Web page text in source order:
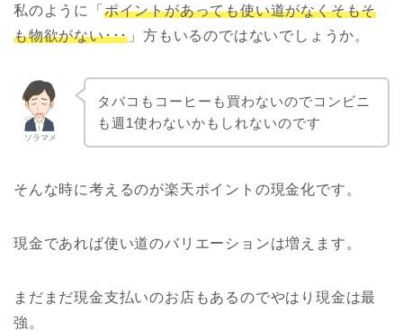
私のように「 ポイントがあっても使い道がなくそもそ
も物欲がない･･･ 」方もいるのではないでしょうか。
ソラマメ
タバコもコーヒーも買わないのでコンビニ
も週1使わないかもしれないのです
そんな時に考えるのが楽天ポイントの現金化です。
現金であれば使い道のバリエーションは増えます。
まだまだ現金支払いのお店もあるのでやはり現金は最
強。